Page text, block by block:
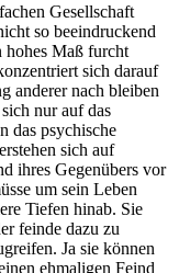
Gesellschaft
so beeindruckend
hohes Maß furcht
sich darauf
anderer nach bleiben
nur auf das
das psychische
sich auf
ihres Gegenübers vor
um sein Leben
Tiefen hinab. Sie
feinde dazu zu
Ja sie können
ehmaligen Feind